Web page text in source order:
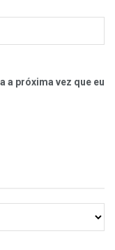
a próxima vez que eu